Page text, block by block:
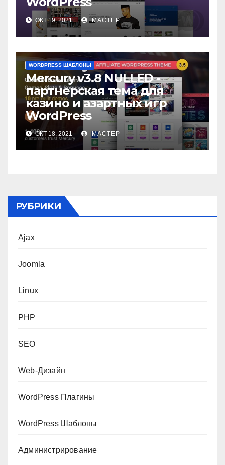
ОКТ 19, 2021 МАСТЕР
WORDPRESS ШАБЛОНЫ
Mercury v3.8 NULLED -
партнерская тема для
казино и азартных игр
WordPress
ОКТ 18, 2021 МАСТЕР
РУБРИКИ
Ajax
Joomla
Linux
PHP
SEO
Web-Дизайн
WordPress Плагины
WordPress Шаблоны
Администрирование